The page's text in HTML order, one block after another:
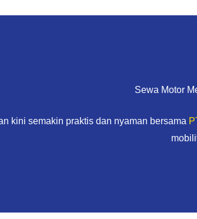
Sewa Motor
kini semakin praktis dan nyaman bersama